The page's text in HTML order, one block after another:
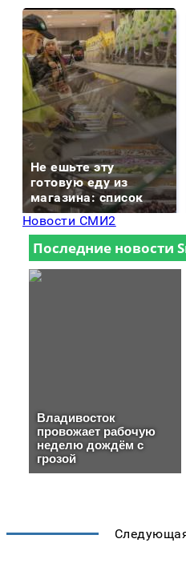
Не ешьте эту
готовую еду из
магазина: список
Новости СМИ2